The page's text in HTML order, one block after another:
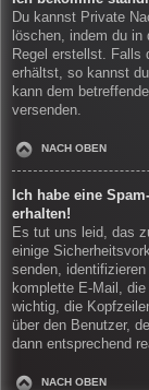
Du kannst Private
löschen, indem du
Regel erstellst. Falls
erhältst, so kannst
kann dem
versenden.
NACH OBEN
Ich habe eine
erhalten!
Es tut uns leid, das
einige
senden,
komplette E-Mail,
wichtig, die
über den Benutzer,
dann entsprechend
NACH OBEN